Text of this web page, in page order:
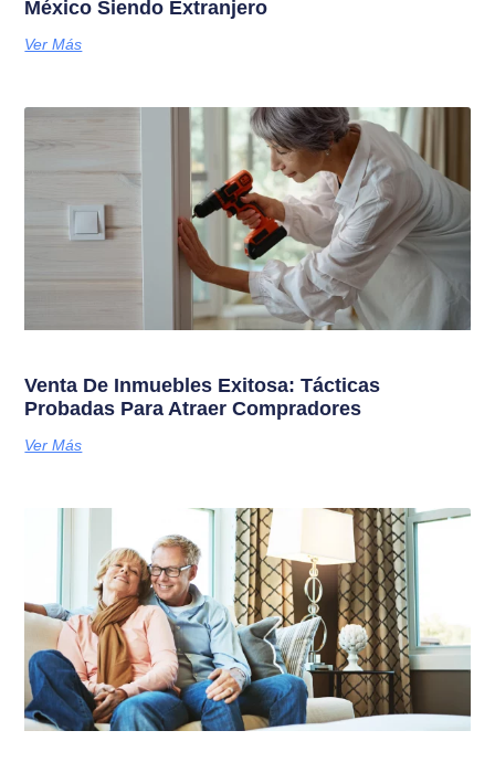
México Siendo Extranjero
Ver Más
Venta De Inmuebles Exitosa: Tácticas
Probadas Para Atraer Compradores
Ver Más